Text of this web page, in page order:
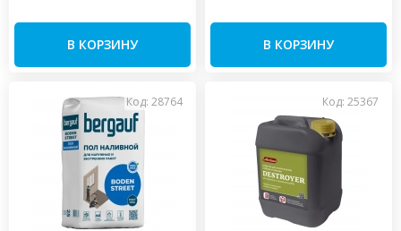
В КОРЗИНУ В КОРЗИНУ
Код: 28764 Код: 25367